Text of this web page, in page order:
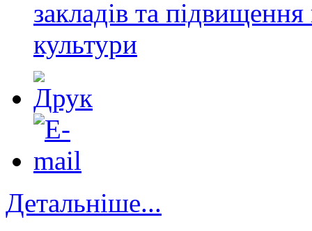
закладів та підвищення
культури
Детальніше...